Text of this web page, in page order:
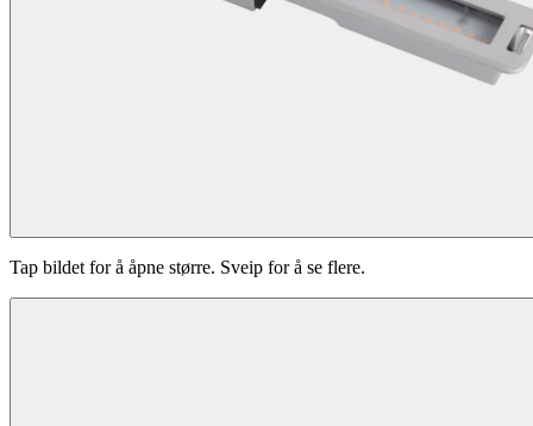
Tap bildet for å åpne større. Sveip for å se flere.